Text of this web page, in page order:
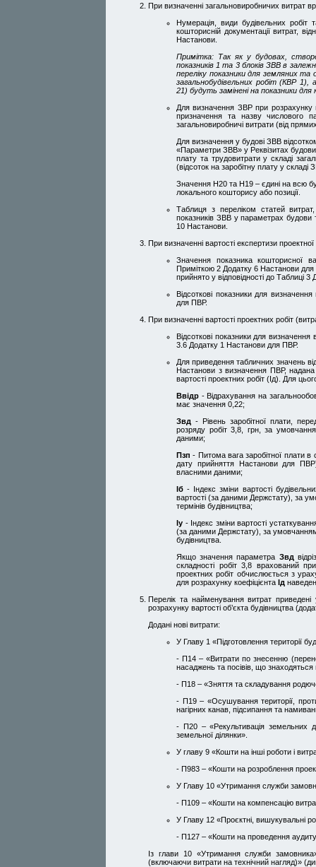
При визначенні загальновиробничих витрат
Нумерація, види будівельних робіт
кошторисній документації витрат,
Настанови.
Примітка: Так як у будовах,
показників 1 та 3 блоків ЗВВ в
переліку показники для земляних
загальнобудівельних робіт (КВР 1),
21) будуть замінені на показники
Для визначення ЗВР при розрахунку
призначення та назву числового
загальновиробничі витрати (від
Для визначення у будові ЗВВ
«Параметри ЗВВ» у Реквізитах
плату та трудовитрати у складі
(відсоток на заробітну плату у складі
Значення Н20 та Н19 – єдині на всю
локального кошторису або позиції.
Таблиця з переліком статей
показників ЗВВ у параметрах будови
10 Настанови.
При визначенні вартості експертизи
Значення показника кошторисної
Приміткою 2 Додатку 6 Настанови для
прийнято у відповідності до Таблиці
Відсоткові показники для
для ПВР.
При визначенні вартості проектних робіт
Відсоткові показники для визначення
3.6 Додатку 1 Настанови для ПВР.
Для приведення табличних значень
Настанови з визначення ПВР, надана
вартості проектних робіт (Ід). Для
Ввідр - Відрахування на
має значення 0,22;
Звд - Рівень заробітної плати,
розряду робіт 3,8, грн, за
даними;
Пзп - Питома вага заробітної плати в
дату прийняття Настанови для
власними даними;
Іб - Індекс зміни вартості
вартості (за даними Держстату), за
термінів будівництва;
Іу - Індекс зміни вартості
(за даними Держстату), за
будівництва.
Якщо значення параметра Звд
складності робіт 3,8 врахований
проектних робіт обчислюється з
для розрахунку коефіцієнта Ід
Перелік та найменування витрат приведені
розрахунку вартості об’єкта будівництва
Додані нові витрати:
У Главу 1 «Підготовлення території
- П14 – «Витрати по знесенню
насаджень та посівів, що знаходяться
- П18 – «Зняття та складування
- П19 – «Осушування території,
нагірних канав, підсипання та
- П20 – «Рекультивація земельних
земельної ділянки».
У главу 9 «Кошти на інші роботи і
- П983 – «Кошти на розроблення
У Главу 10 «Утримання служби
- П109 – «Кошти на компенсацію
У Главу 12 «Проєктні, вишукувальнi
- П127 – «Кошти на проведення аудиту
Із глави 10 «Утримання служби
(включаючи витрати на технічний нагляд)»